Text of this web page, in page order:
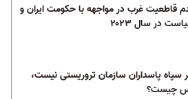
قاطعیت غرب در مواجهه با حکومت ایران و
در سال ۲۰۲۳
سپاه پاسداران سازمان تروریستی نیست،
چیست؟